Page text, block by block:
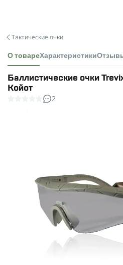
Тактические очки
О товареХарактеристики
Баллистические очки
Койот
2